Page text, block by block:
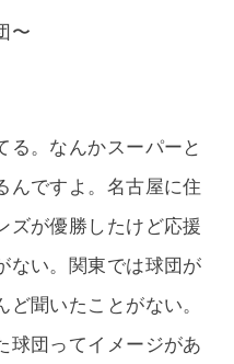
〜
る。なんかスーパーと
んですよ。名古屋に住
ズが優勝したけど応援
ない。関東では球団が
聞いたことがない。
球団ってイメージがあ